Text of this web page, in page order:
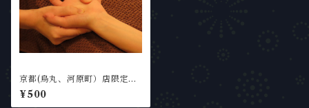
京都(烏丸、河原町）店限定＜
オプション＞とろけるハンド
マッサージ（施術時間内）
¥500